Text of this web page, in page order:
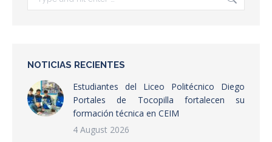
NOTICIAS RECIENTES
Estudiantes del Liceo Politécnico Diego
Portales de Tocopilla fortalecen su
formación técnica en CEIM
4 August 2026